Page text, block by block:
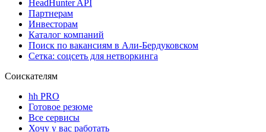
HeadHunter API
Партнерам
Инвесторам
Каталог компаний
Поиск по вакансиям в Али-Бердуковском
Сетка: соцсеть для нетворкинга
Соискателям
hh PRO
Готовое резюме
Все сервисы
Хочу у вас работать